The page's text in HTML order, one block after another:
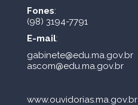
Fones:
(98) 3194-7791
E-mail:
gabinete@edu.ma.gov.br
ascom@edu.ma.gov.br
www.ouvidorias.ma.gov.br